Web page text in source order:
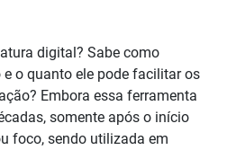
digital? Sabe como
o quanto ele pode facilitar os
Embora essa ferramenta
somente após o início
foco, sendo utilizada em